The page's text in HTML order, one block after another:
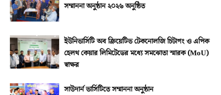
সম্মাননা অনুষ্ঠান ২০২৬ অনুষ্ঠিত
ইউনিভার্সিটি অব ক্রিয়েটিভ টেকনোলজি চিটাগং ও এপিক
হেলথ কেয়ার লিমিটেডের মধ্যে সমঝোতা স্মারক (MoU)
স্বাক্ষর
সাউদার্ন ভার্সিটিতে সম্মাননা অনুষ্ঠান